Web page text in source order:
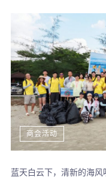
商会活动
蓝天白云下，清新的海